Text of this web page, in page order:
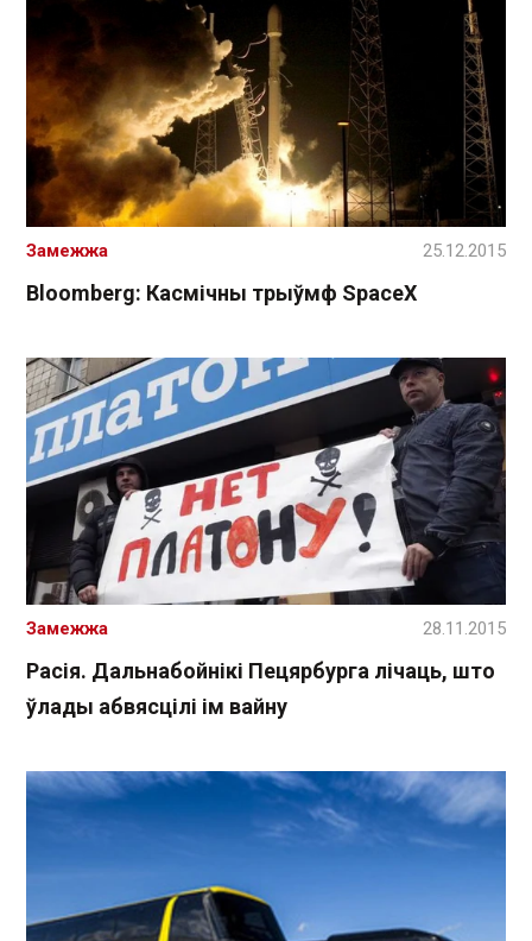
Bloomberg: Касмічны трыўмф SpaceX
Замежжа 25.12.2015
Расія. Дальнабойнікі Пецярбурга лічаць, што
ўлады абвясцілі ім вайну
Замежжа 28.11.2015